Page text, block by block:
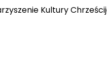
Kultury